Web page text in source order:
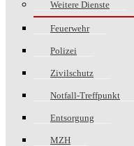
Weitere Dienste
Feuerwehr
Polizei
Zivilschutz
Notfall-Treffpunkt
Entsorgung
MZH